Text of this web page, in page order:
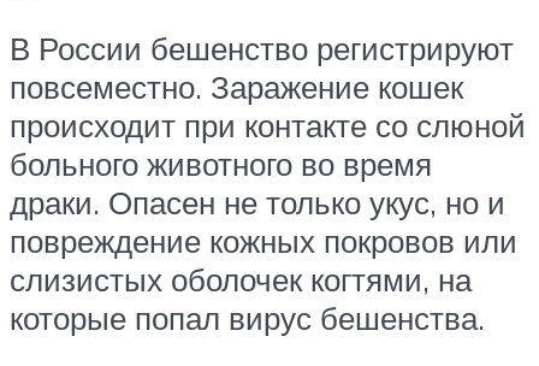
В России бешенство регистрируют
повсеместно. Заражение кошек
происходит при контакте со слюной
больного животного во время
драки. Опасен не только укус, но и
повреждение кожных покровов или
слизистых оболочек когтями, на
которые попал вирус бешенства.